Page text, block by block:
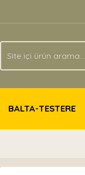
BALTA-TESTERE